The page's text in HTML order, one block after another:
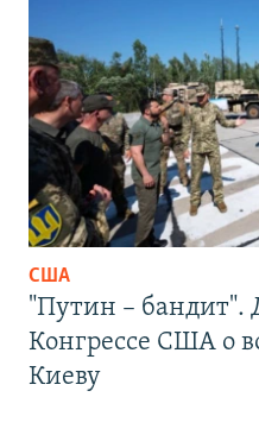
США
"Путин – бандит".
Конгрессе США о
Киеву